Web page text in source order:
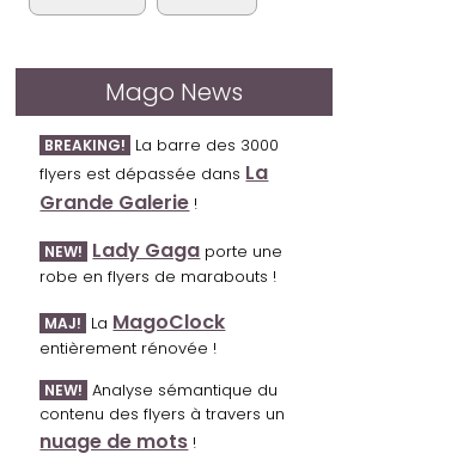
Mago News
BREAKING! La barre des 3000
flyers est dépassée dans La
Grande Galerie !
NEW! Lady Gaga porte une
robe en flyers de marabouts !
MAJ! La MagoClock
entièrement rénovée !
NEW! Analyse sémantique du
contenu des flyers à travers un
nuage de mots !